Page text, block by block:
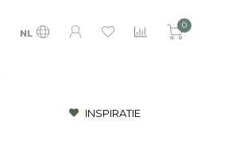
NL
0
INSPIRATIE